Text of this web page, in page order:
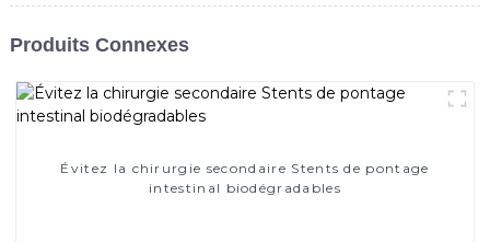
Produits Connexes
Évitez la chirurgie secondaire Stents de pontage
intestinal biodégradables